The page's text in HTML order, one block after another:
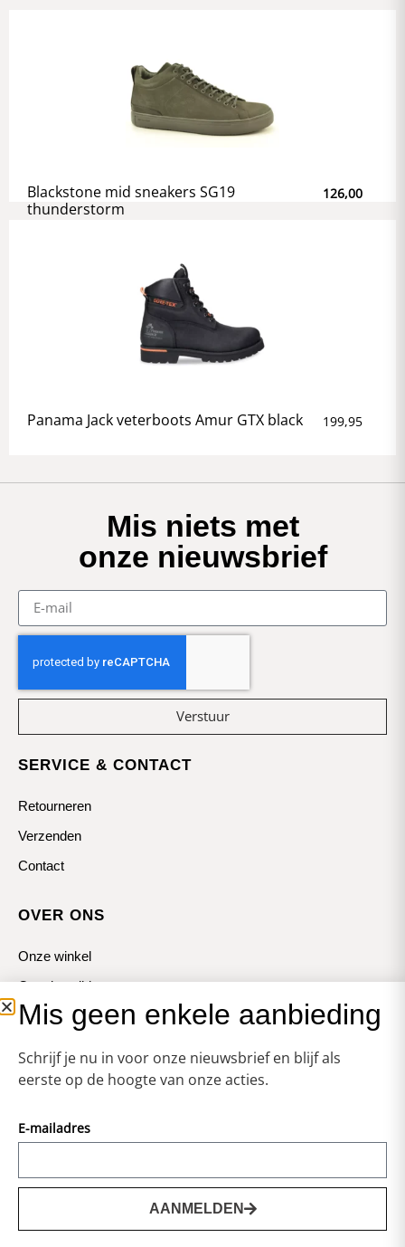
Blackstone mid sneakers SG19
thunderstorm
126,00
Panama Jack veterboots Amur GTX black 199,95
Mis niets met
onze nieuwsbrief
Verstuur
SERVICE & CONTACT
Retourneren
Verzenden
Contact
OVER ONS
Onze winkel
Openingstijden
Koopzondagen
Vormgeving & Techniek:
Mis geen enkele aanbieding
Schrijf je nu in voor onze nieuwsbrief en blijf als
eerste op de hoogte van onze acties.
E-mailadres
AANMELDEN